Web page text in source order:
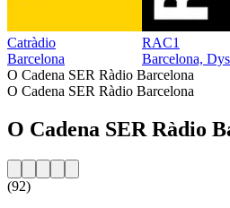
Catràdio
Barcelona
RAC1
Barcelona,
O Cadena SER Ràdio Barcelona
O Cadena SER Ràdio Barcelona
O Cadena SER Ràdio
(92)